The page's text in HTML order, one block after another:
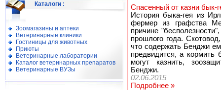
Каталоги :
Зоомагазины и аптеки
Ветеринарные клиники
Гостиницы для животных
Приюты
Ветеринарные лаборатории
Каталог ветеринарных препаратов
Ветеринарные ВУЗы
Спасенный от казни бык-
История быка-гея из
фермер из графства
причине
прошлого года.
что содержать Бенджи
предвидится, а кормить
могут казнить,
Бенджи.
02.06.2015
Подробнее »